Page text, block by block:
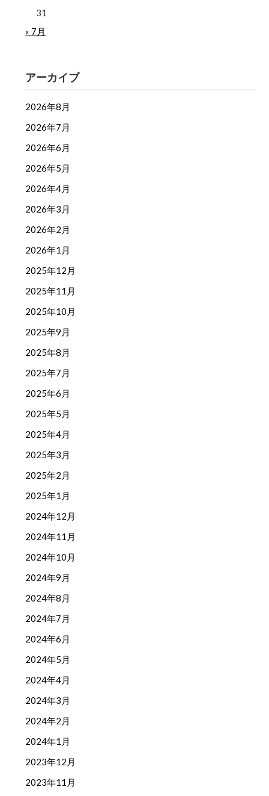
31
« 7月
アーカイブ
2026年8月
2026年7月
2026年6月
2026年5月
2026年4月
2026年3月
2026年2月
2026年1月
2025年12月
2025年11月
2025年10月
2025年9月
2025年8月
2025年7月
2025年6月
2025年5月
2025年4月
2025年3月
2025年2月
2025年1月
2024年12月
2024年11月
2024年10月
2024年9月
2024年8月
2024年7月
2024年6月
2024年5月
2024年4月
2024年3月
2024年2月
2024年1月
2023年12月
2023年11月